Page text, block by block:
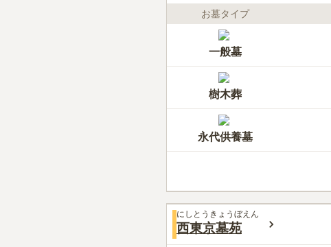
お墓タイプ
一般墓
樹木葬
永代供養墓
にしとうきょうぼえん
西東京墓苑